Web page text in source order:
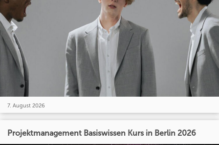
7. August 2026
Projektmanagement Basiswissen Kurs in Berlin 2026